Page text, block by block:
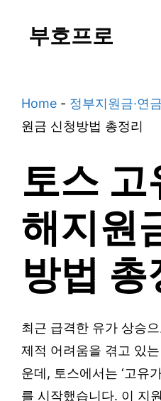
부호프로
Home - 정부지원금·연금
원금 신청방법 총정리
토스 고
해지원
방법 총
최근 급격한 유가 상승
제적 어려움을 겪고 있
운데, 토스에서는 ‘고유
를 시작했습니다. 이 지